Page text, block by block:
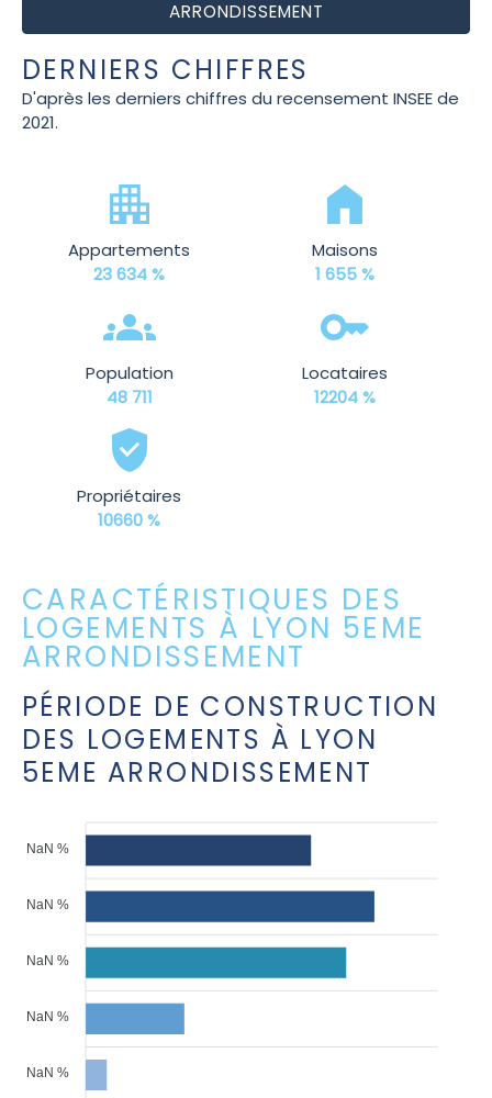
ARRONDISSEMENT
DERNIERS CHIFFRES
D'après les derniers chiffres du recensement INSEE de
2021.
Appartements
23 634 %
Maisons
1 655 %
Population
48 711
Locataires
12204 %
Propriétaires
10660 %
CARACTÉRISTIQUES DES
LOGEMENTS À LYON 5EME
ARRONDISSEMENT
PÉRIODE DE CONSTRUCTION
DES LOGEMENTS À LYON
5EME ARRONDISSEMENT
NaN %
NaN %
NaN %
NaN %
NaN %